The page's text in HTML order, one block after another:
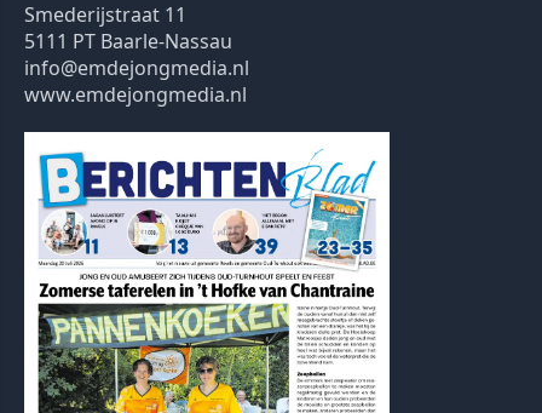
Smederijstraat 11
5111 PT Baarle-Nassau
info@emdejongmedia.nl
www.emdejongmedia.nl